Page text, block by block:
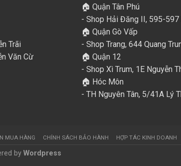
Trãi
Văn Cừ
🏠 Quận Tân Phú
- Shop Hải Đăng II, 595-597
🏠 Quận Gò Vấp
- Shop Trang, 644 Quang
🏠 Quận 12
- Shop Xì Trum, 1E Nguyễn
🏠 Hóc Môn
- TH Nguyên Tân, 5/41A Lý
MUA HÀNG CHÍNH SÁCH BẢO HÀNH HỢP TÁC KINH DOANH
by Wordpress